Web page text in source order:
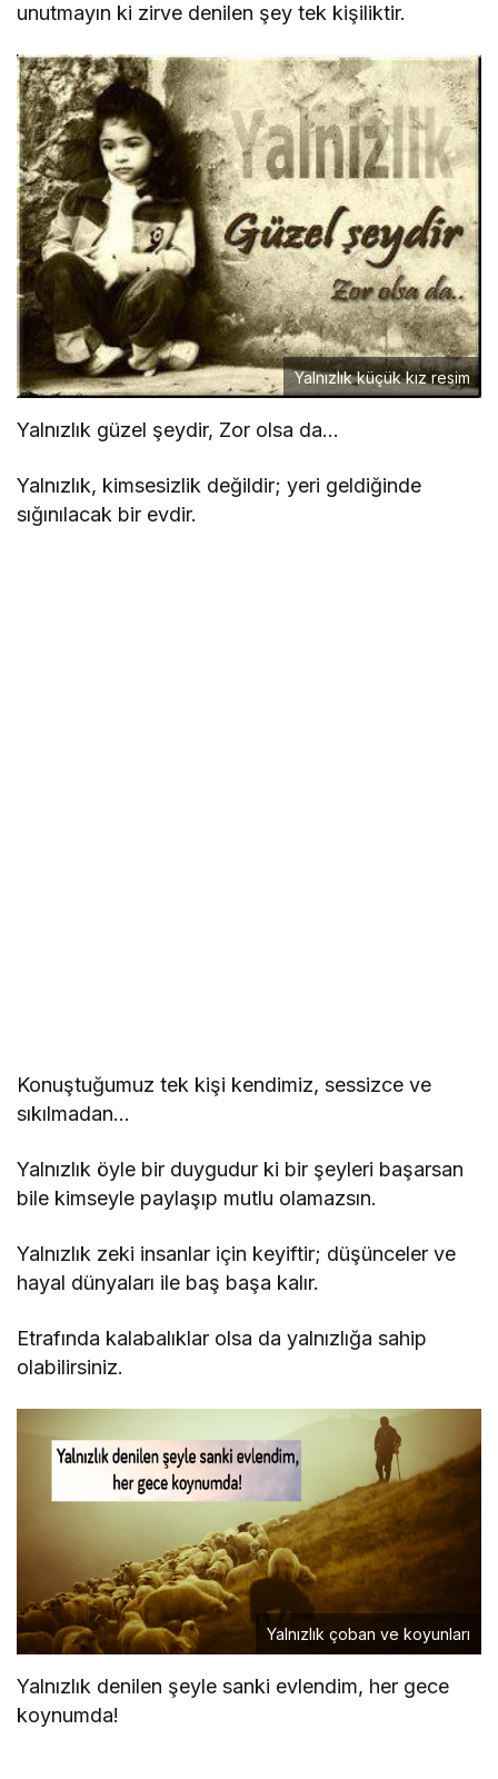
unutmayın ki zirve denilen şey tek kişiliktir.
Yalnızlık küçük kız resim
Yalnızlık güzel şeydir, Zor olsa da…
Yalnızlık, kimsesizlik değildir; yeri geldiğinde
sığınılacak bir evdir.
Konuştuğumuz tek kişi kendimiz, sessizce ve
sıkılmadan…
Yalnızlık öyle bir duygudur ki bir şeyleri başarsan
bile kimseyle paylaşıp mutlu olamazsın.
Yalnızlık zeki insanlar için keyiftir; düşünceler ve
hayal dünyaları ile baş başa kalır.
Etrafında kalabalıklar olsa da yalnızlığa sahip
olabilirsiniz.
Yalnızlık çoban ve koyunları
Yalnızlık denilen şeyle sanki evlendim, her gece
koynumda!